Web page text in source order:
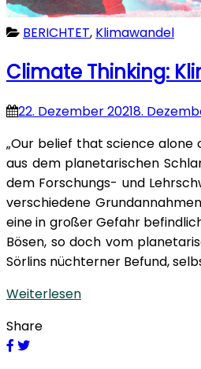
BERICHTET, Klimawandel
Climate Thinking:
22. Dezember 20218.
„Our belief that science alone
aus dem planetarischen
dem Forschungs- und
verschiedene
eine in großer Gefahr
Bösen, so doch vom
Sörlins nüchterner Befund,
Weiterlesen
Share